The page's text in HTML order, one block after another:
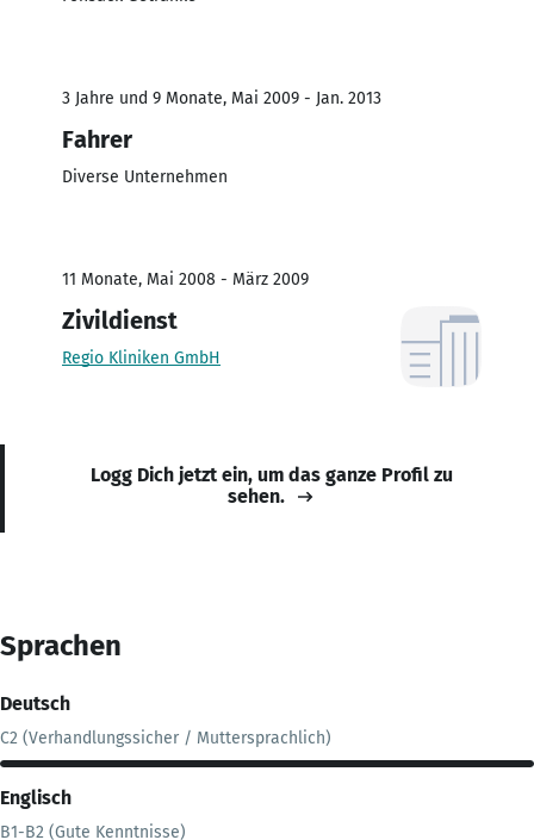
3 Jahre und 9 Monate, Mai 2009 - Jan. 2013
Fahrer
Diverse Unternehmen
11 Monate, Mai 2008 - März 2009
Zivildienst
Regio Kliniken GmbH
Logg Dich jetzt ein, um das ganze Profil zu
sehen.
Sprachen
Deutsch
C2 (Verhandlungssicher / Muttersprachlich)
Englisch
B1-B2 (Gute Kenntnisse)